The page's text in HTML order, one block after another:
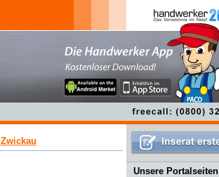
Zwickau
Unsere Portalseiten